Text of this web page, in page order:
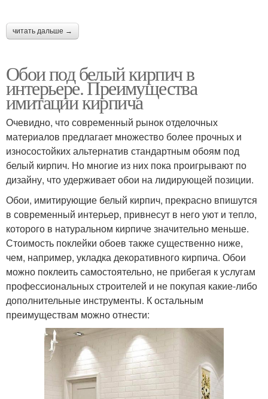
читать дальше →
Обои под белый кирпич в
интерьере. Преимущества
имитации кирпича
Очевидно, что современный рынок отделочных
материалов предлагает множество более прочных и
износостойких альтернатив стандартным обоям под
белый кирпич. Но многие из них пока проигрывают по
дизайну, что удерживает обои на лидирующей позиции.
Обои, имитирующие белый кирпич, прекрасно впишутся
в современный интерьер, привнесут в него уют и тепло,
которого в натуральном кирпиче значительно меньше.
Стоимость поклейки обоев также существенно ниже,
чем, например, укладка декоративного кирпича. Обои
можно поклеить самостоятельно, не прибегая к услугам
профессиональных строителей и не покупая какие-либо
дополнительные инструменты. К остальным
преимуществам можно отнести: